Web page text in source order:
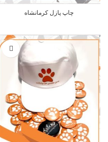
چاپ پازل کرمانشاه